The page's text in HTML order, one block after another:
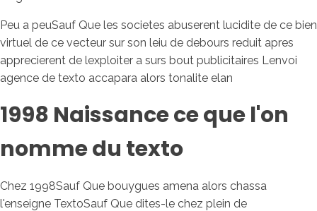
Peu a peuSauf Que les societes abuserent lucidite de ce bien
virtuel de ce vecteur sur son leiu de debours reduit apres
apprecierent de lexploiter a surs bout publicitaires Lenvoi
agence de texto accapara alors tonalite elan
1998 Naissance ce que l'on
nomme du texto
Chez 1998Sauf Que bouygues amena alors chassa
l'enseigne TextoSauf Que dites-le chez plein de